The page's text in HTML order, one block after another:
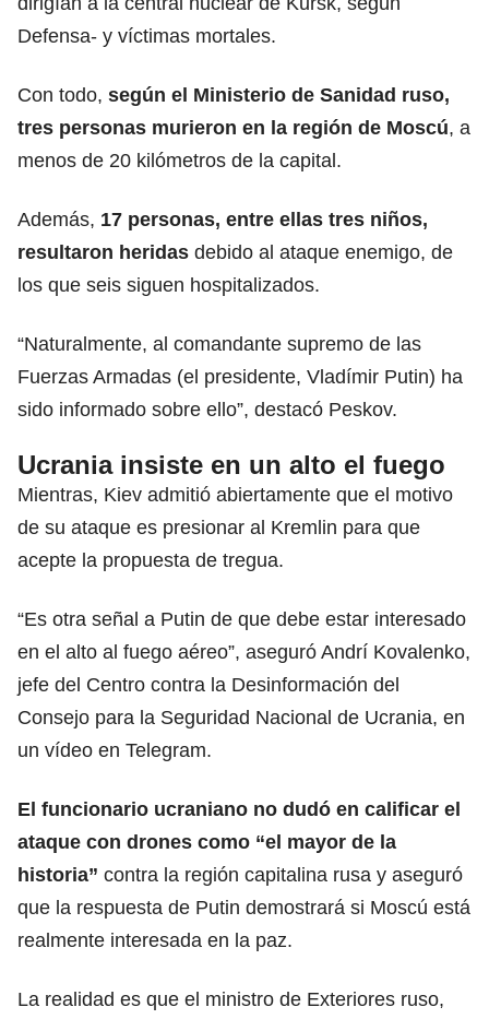
Defensa- y víctimas mortales.
Con todo, según el Ministerio de Sanidad ruso,
tres personas murieron en la región de Moscú, a
menos de 20 kilómetros de la capital.
Además, 17 personas, entre ellas tres niños,
resultaron heridas debido al ataque enemigo, de
los que seis siguen hospitalizados.
“Naturalmente, al comandante supremo de las
Fuerzas Armadas (el presidente, Vladímir Putin) ha
sido informado sobre ello”, destacó Peskov.
Ucrania insiste en un alto el fuego
Mientras, Kiev admitió abiertamente que el motivo
de su ataque es presionar al Kremlin para que
acepte la propuesta de tregua.
“Es otra señal a Putin de que debe estar interesado
en el alto al fuego aéreo”, aseguró Andrí Kovalenko,
jefe del Centro contra la Desinformación del
Consejo para la Seguridad Nacional de Ucrania, en
un vídeo en Telegram.
El funcionario ucraniano no dudó en calificar el
ataque con drones como “el mayor de la
historia” contra la región capitalina rusa y aseguró
que la respuesta de Putin demostrará si Moscú está
realmente interesada en la paz.
La realidad es que el ministro de Exteriores ruso,